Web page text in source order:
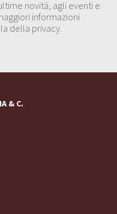
novità, agli eventi e
informazioni
della privacy.
& C.